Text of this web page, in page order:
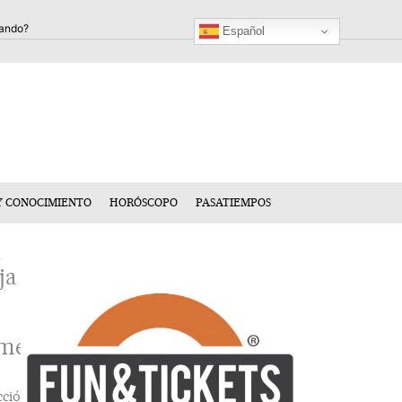
Español
CONOCIMIENTO HORÓSCOPO PASATIEMPOS